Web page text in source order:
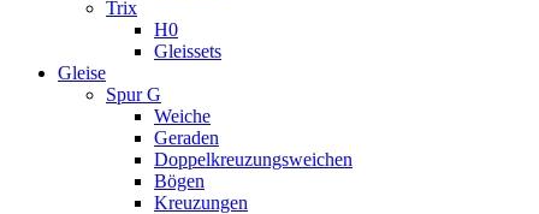
Trix
H0
Gleissets
Gleise
Spur G
Weiche
Geraden
Doppelkreuzungsweichen
Bögen
Kreuzungen